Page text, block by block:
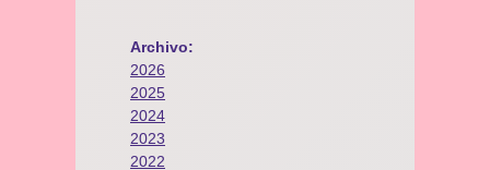
Archivo:
2026
2025
2024
2023
2022